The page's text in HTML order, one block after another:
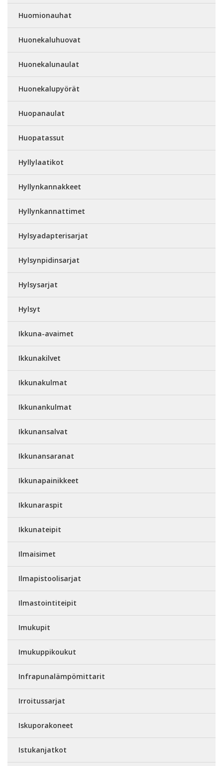
Huomionauhat
Huonekaluhuovat
Huonekalunaulat
Huonekalupyörät
Huopanaulat
Huopatassut
Hyllylaatikot
Hyllynkannakkeet
Hyllynkannattimet
Hylsyadapterisarjat
Hylsynpidinsarjat
Hylsysarjat
Hylsyt
Ikkuna-avaimet
Ikkunakilvet
Ikkunakulmat
Ikkunankulmat
Ikkunansalvat
Ikkunansaranat
Ikkunapainikkeet
Ikkunaraspit
Ikkunateipit
Ilmaisimet
Ilmapistoolisarjat
Ilmastointiteipit
Imukupit
Imukuppikoukut
Infrapunalämpömittarit
Irroitussarjat
Iskuporakoneet
Istukanjatkot